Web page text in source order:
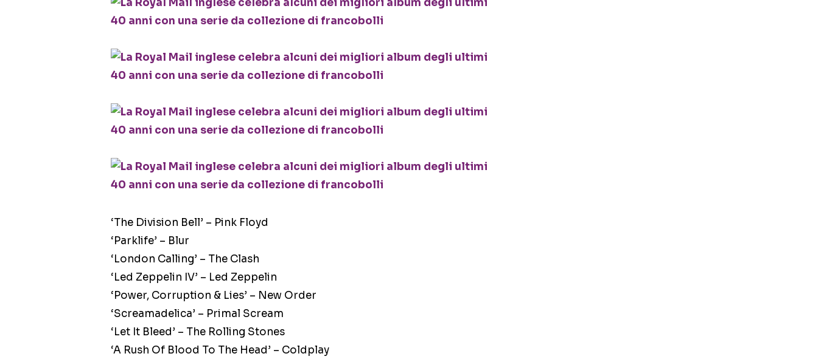
‘The Division Bell’ – Pink Floyd
‘Parklife’ – Blur
‘London Calling’ – The Clash
‘Led Zeppelin IV’ – Led Zeppelin
‘Power, Corruption & Lies’ – New Order
‘Screamadelica’ – Primal Scream
‘Let It Bleed’ – The Rolling Stones
‘A Rush Of Blood To The Head’ – Coldplay